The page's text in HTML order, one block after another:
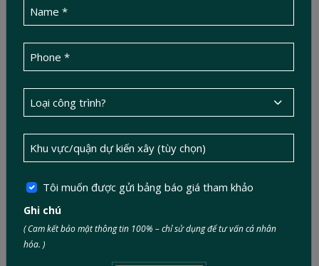
Tôi muốn được gửi bảng báo giá tham khảo
Ghi chú
( Cam kết bảo mật thông tin 100% – chỉ sử dụng để tư vấn cá nhân
hóa. )